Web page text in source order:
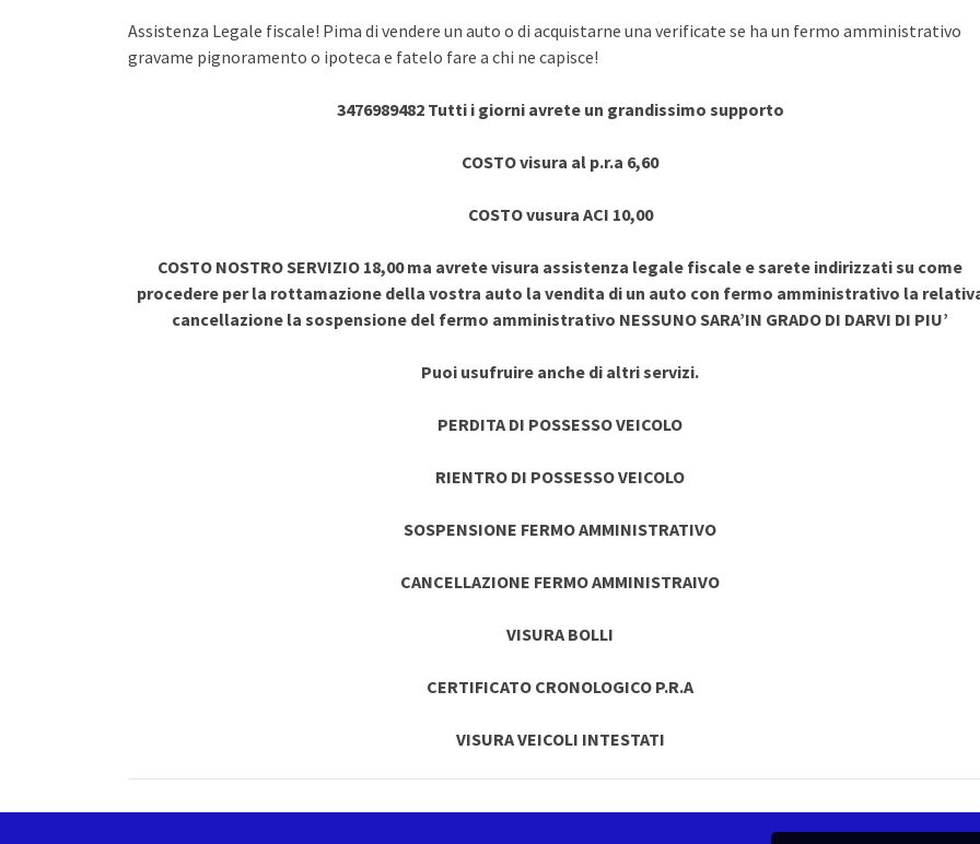
Assistenza Legale fiscale! Pima di vendere un auto o di acquistarne una verificate se ha un fermo amministrativo
gravame pignoramento o ipoteca e fatelo fare a chi ne capisce!
3476989482 Tutti i giorni avrete un grandissimo supporto
COSTO visura al p.r.a 6,60
COSTO vusura ACI 10,00
COSTO NOSTRO SERVIZIO 18,00 ma avrete visura assistenza legale fiscale e sarete indirizzati su come
procedere per la rottamazione della vostra auto la vendita di un auto con fermo amministrativo la
cancellazione la sospensione del fermo amministrativo NESSUNO SARA’IN GRADO DI DARVI DI PIU’
Puoi usufruire anche di altri servizi.
PERDITA DI POSSESSO VEICOLO
RIENTRO DI POSSESSO VEICOLO
SOSPENSIONE FERMO AMMINISTRATIVO
CANCELLAZIONE FERMO AMMINISTRAIVO
VISURA BOLLI
CERTIFICATO CRONOLOGICO P.R.A
VISURA VEICOLI INTESTATI